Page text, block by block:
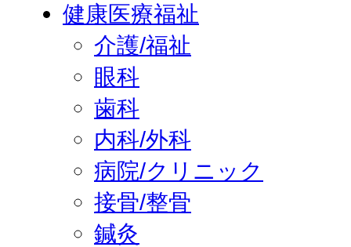
健康医療福祉
介護/福祉
眼科
歯科
内科/外科
病院/クリニック
接骨/整骨
鍼灸